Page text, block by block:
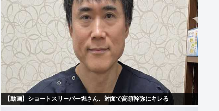
【動画】ショートスリーパー堀さん、対面で高須幹弥にキレる